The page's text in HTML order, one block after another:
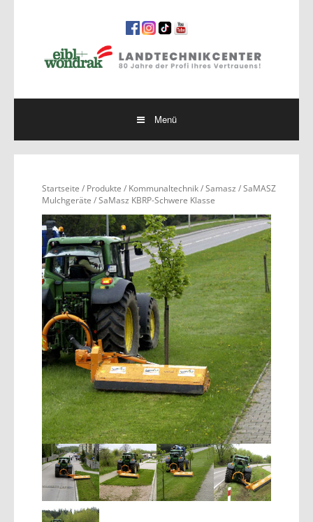
Menü
Startseite / Produkte / Kommunaltechnik/Samasz /SaMASZ
Mulchgeräte / SaMasz KBRP-Schwere Klasse